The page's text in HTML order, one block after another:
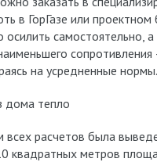
в ГорГазе или
самостоятельно,
сопротивления
на усредненные нормы.
дома тепло
всех расчетов была
квадратных метров